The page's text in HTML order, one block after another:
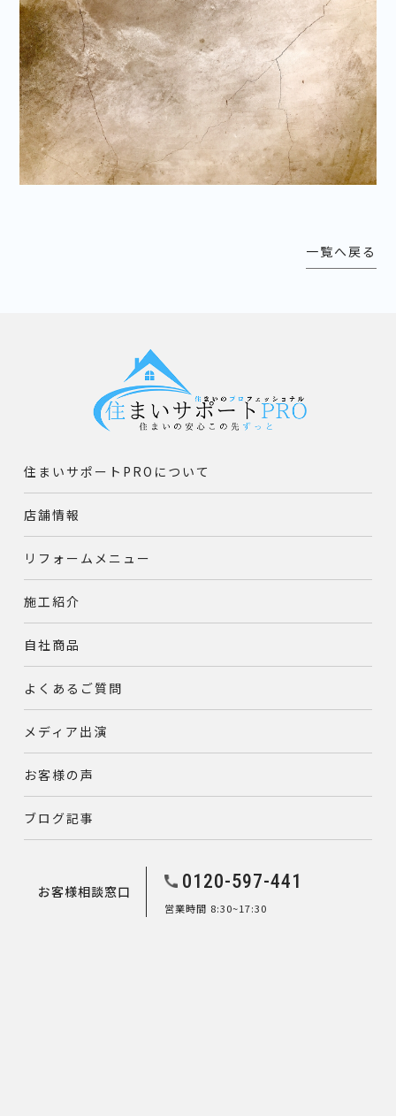
一覧へ戻る
住まいサポートPROについて
店舗情報
リフォームメニュー
施工紹介
自社商品
よくあるご質問
メディア出演
お客様の声
ブログ記事
お客様相談窓口 0120-597-441
営業時間 8:30~17:30